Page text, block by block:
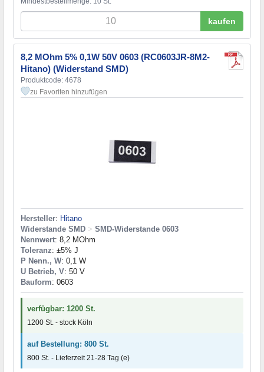
kaufen
8,2 MOhm 5% 0,1W 50V 0603 (RC0603JR-8M2-
Hitano) (Widerstand SMD)
Produktcode: 4678
zu Favoriten hinzufügen
Hersteller: Hitano
Widerstande SMD > SMD-Widerstande 0603
Nennwert: 8,2 MOhm
Toleranz: ±5% J
P Nenn., W: 0,1 W
U Betrieb, V: 50 V
Bauform: 0603
verfügbar: 1200 St.
1200 St. - stock Köln
auf Bestellung: 800 St.
800 St. - Lieferzeit 21-28 Tag (e)